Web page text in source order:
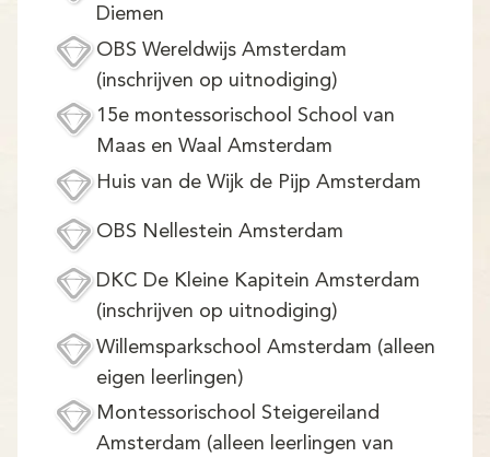
Diemen
OBS Wereldwijs Amsterdam
(inschrijven op uitnodiging)
15e montessorischool School van
Maas en Waal Amsterdam
Huis van de Wijk de Pijp Amsterdam
OBS Nellestein Amsterdam
DKC De Kleine Kapitein Amsterdam
(inschrijven op uitnodiging)
Willemsparkschool Amsterdam (alleen
eigen leerlingen)
Montessorischool Steigereiland
Amsterdam (alleen leerlingen van